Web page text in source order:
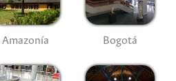
Amazonía Bogotá